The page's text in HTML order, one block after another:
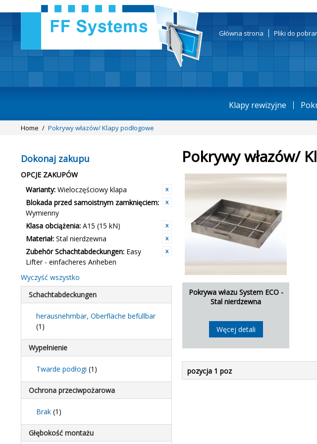
Główna strona Pliki do
Klapy rewizyjne
Home / Pokrywy włazów/ Klapy podłogowe
Dokonaj zakupu
OPCJE ZAKUPÓW
Warianty: Wieloczęściowy klapa
Blokada przed samoistnym zamknięciem:
Wymienny
Klasa obciążenia: A15 (15 kN)
Materiał: Stal nierdzewna
Zubehör Schachtabdeckungen: Easy
Lifter - einfacheres Anheben
Wyczyść wszystko
Schachtabdeckungen
herausnehmbar, Oberfläche befüllbar
(1)
Wypełnienie
Twarde podłogi (1)
Ochrona przeciwpożarowa
Brak (1)
Głębokość montażu
Pokrywy włazów/
Pokrywa włazu System ECO -
Stal nierdzewna
Węcej detali
pozycja 1 poz